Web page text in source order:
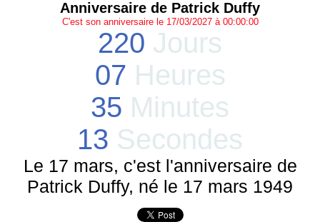
Anniversaire de Patrick Duffy
C'est son anniversaire le 17/03/2027 à 00:00:00
220 Jours
07 Heures
35 Minutes
13 Secondes
Le 17 mars, c'est l'anniversaire de
Patrick Duffy, né le 17 mars 1949